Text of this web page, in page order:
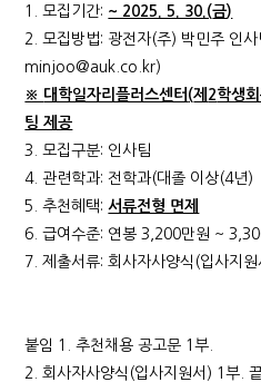
1. 모집기간: ~ 2025. 5. 30.(금)
2. 모집방법: 광전자(주) 박민주 인
minjoo@auk.co.kr)
※ 대학일자리플러스센터 (제 2학생
팅 제공
3. 모집구분: 인사팀
4. 관련학과: 전학과(대졸 이상(4년)
5. 추천혜택:서류전형 면제
6. 급여수준: 연봉 3,200만원 ~
7. 제출서류: 회사자사양식(입사지원
붙임 1. 추천채용 공고문 1부.
2. 회사자사양식(입사지원서) 1부.